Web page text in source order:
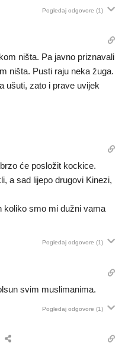
Pogledaj odgovore (1)
ništa. Pa javno priznavali
ništa. Pusti raju neka žuga.
ušuti, zato i prave uvijek
će posložit kockice.
a sad lijepo drugovi Kinezi,
koliko smo mi dužni vama
Pogledaj odgovore (1)
svim muslimanima.
Pogledaj odgovore (1)